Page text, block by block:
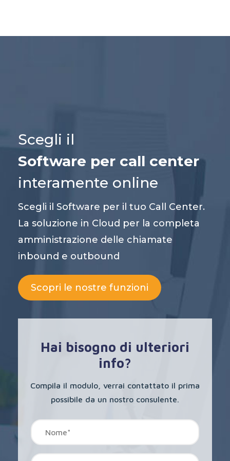
Scegli il
Software per call center
interamente online
Scegli il Software per il tuo Call Center.
La soluzione in Cloud per la completa
amministrazione delle chiamate
inbound e outbound
Scopri le nostre funzioni
Hai bisogno di ulteriori
info?
Compila il modulo, verrai contattato il prima
possibile da un nostro consulente.